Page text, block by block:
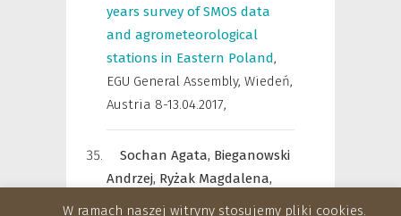
years survey of SMOS data
and agrometeorological
stations in Eastern Poland,
EGU General Assembly, Wiedeń,
Austria 8-13.04.2017,
Sochan Agata, Bieganowski
Andrzej, Ryżak Magdalena,
Beczek Michał,
Mazur Rafał,
W ramach naszej witryny stosujemy pliki cookies.